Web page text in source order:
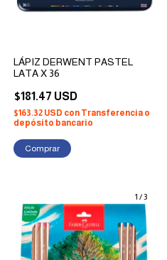
LÁPIZ DERWENT PASTEL
LATA X 36
$181.47 USD
$163.32 USD con Transferencia o
depósito bancario
1 /3